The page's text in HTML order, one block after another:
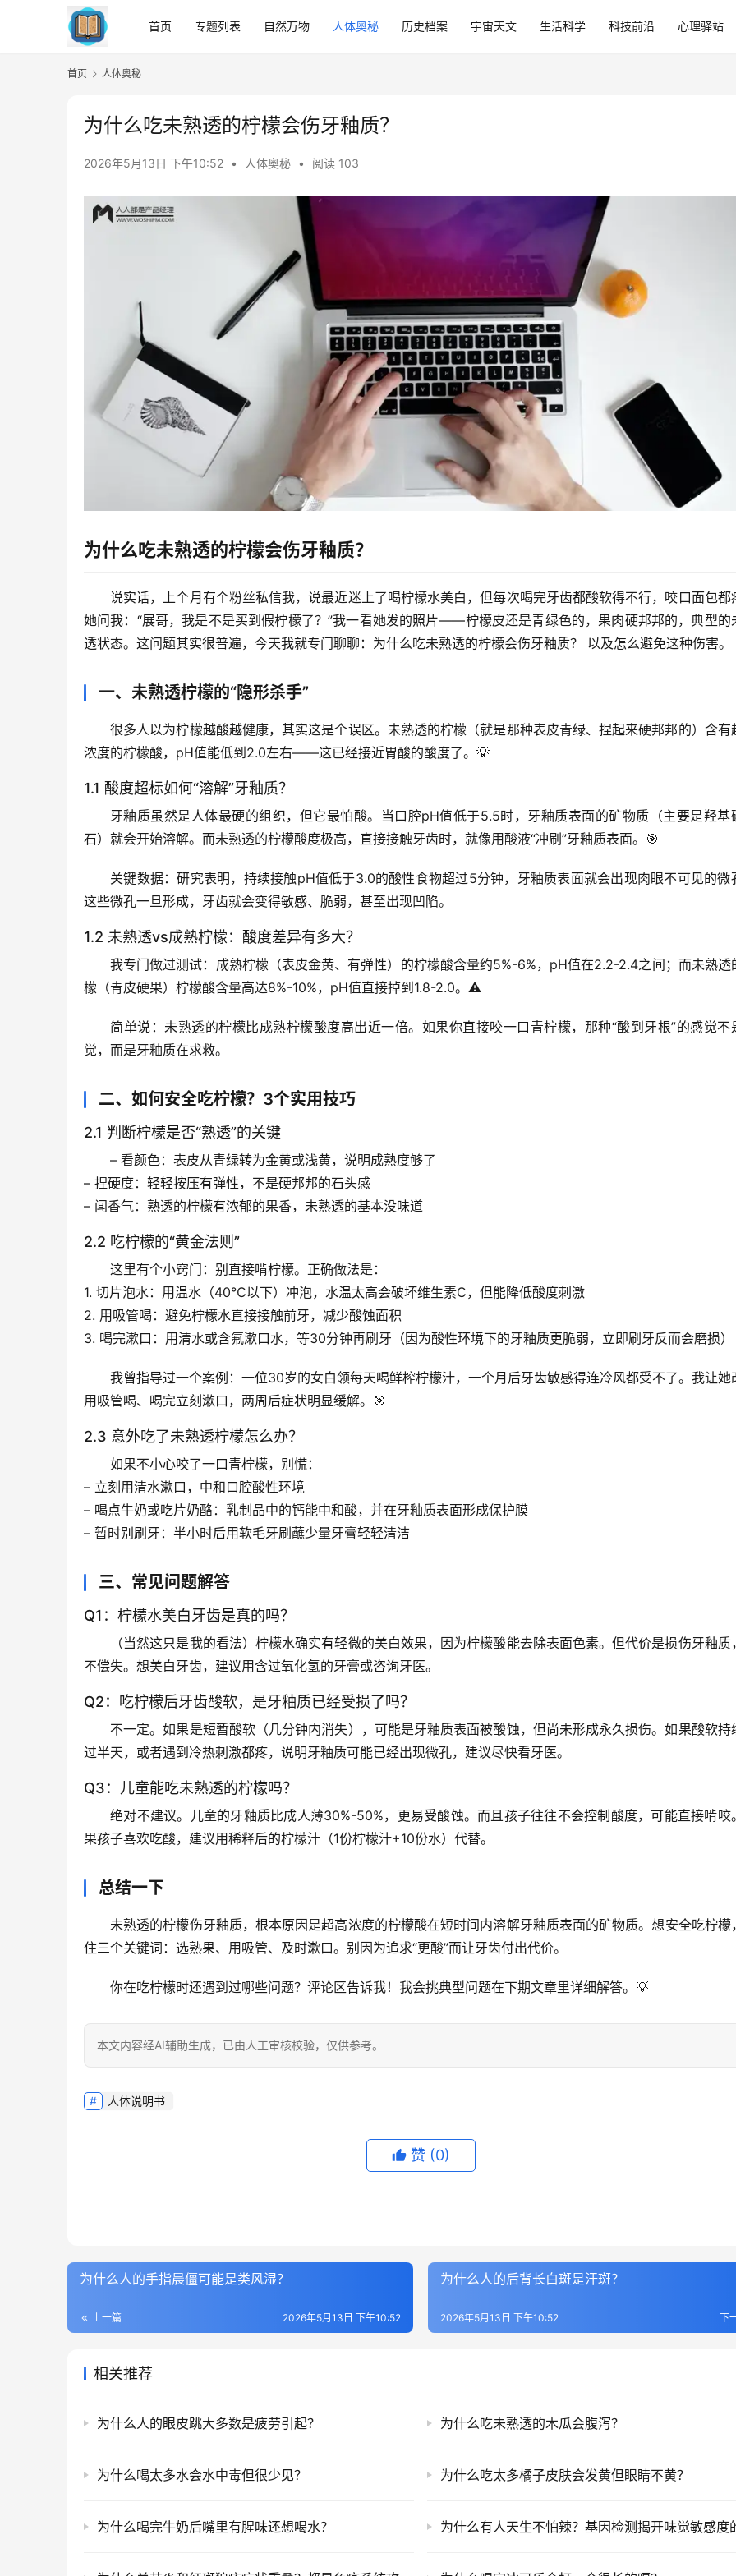
首页 专题列表 自然万物 人体奥秘 历史档案 宇宙天文 生活科学 科技前沿 心理驿站
首页 人体奥秘
为什么吃未熟透的柠檬会伤牙釉质？
2026年5月13日 下午10:52 • 人体奥秘 • 阅读 103
为什么吃未熟透的柠檬会伤牙釉质？
说实话，上个月有个粉丝私信我，说最近迷上了喝柠檬水美白，但每次喝完牙齿都酸软得不行，咬口面包都
她问我：“展哥，我是不是买到假柠檬了？”我一看她发的照片——柠檬皮还是青绿色的，果肉硬邦邦的，典型的
透状态。这问题其实很普遍，今天我就专门聊聊： 为什么吃未熟透的柠檬会伤牙釉质？ 以及怎么避免这种伤害。
一、未熟透柠檬的“隐形杀手”
很多人以为柠檬越酸越健康，其实这是个误区。未熟透的柠檬（就是那种表皮青绿、捏起来硬邦邦的）含有
浓度的柠檬酸，pH值能低到2.0左右——这已经接近胃酸的酸度了。💡
1.1 酸度超标如何“溶解”牙釉质？
牙釉质虽然是人体最硬的组织，但它最怕酸。当口腔pH值低于5.5时，牙釉质表面的矿物质（主要是羟基
石）就会开始溶解。而未熟透的柠檬酸度极高，直接接触牙齿时，就像用酸液“冲刷”牙釉质表面。🎯
关键数据：研究表明，持续接触pH值低于3.0的酸性食物超过5分钟，牙釉质表面就会出现肉眼不可见的微
这些微孔一旦形成，牙齿就会变得敏感、脆弱，甚至出现凹陷。
1.2 未熟透vs成熟柠檬：酸度差异有多大？
我专门做过测试：成熟柠檬（表皮金黄、有弹性）的柠檬酸含量约5%-6%，pH值在2.2-2.4之间；而未熟透
檬（青皮硬果）柠檬酸含量高达8%-10%，pH值直接掉到1.8-2.0。⚠️
简单说 ：未熟透的柠檬比成熟柠檬酸度高出近一倍。如果你直接咬一口青柠檬，那种“酸到牙根”的感觉不
觉，而是牙釉质在求救。
二、如何安全吃柠檬？3个实用技巧
2.1 判断柠檬是否“熟透”的关键
– 看颜色：表皮从青绿转为金黄或浅黄，说明成熟度够了
– 捏硬度：轻轻按压有弹性，不是硬邦邦的石头感
– 闻香气 ：熟透的柠檬有浓郁的果香，未熟透的基本没味道
2.2 吃柠檬的“黄金法则”
这里有个小窍门： 别直接啃柠檬。正确做法是：
1. 切片泡水 ：用温水（40℃以下）冲泡，水温太高会破坏维生素C，但能降低酸度刺激
2. 用吸管喝：避免柠檬水直接接触前牙，减少酸蚀面积
3. 喝完漱口 ：用清水或含氟漱口水，等30分钟再刷牙（因为酸性环境下的牙釉质更脆弱，立即刷牙反而会磨损）
我曾指导过一个案例：一位30岁的女白领每天喝鲜榨柠檬汁，一个月后牙齿敏感得连冷风都受不了。我让她
用吸管喝、喝完立刻漱口，两周后症状明显缓解。🎯
2.3 意外吃了未熟透柠檬怎么办？
如果不小心咬了一口青柠檬，别慌：
– 立刻用清水漱口 ，中和口腔酸性环境
– 喝点牛奶或吃片奶酪：乳制品中的钙能中和酸，并在牙釉质表面形成保护膜
– 暂时别刷牙 ：半小时后用软毛牙刷蘸少量牙膏轻轻清洁
三、常见问题解答
Q1：柠檬水美白牙齿是真的吗？
（当然这只是我的看法）柠檬水确实有轻微的美白效果，因为柠檬酸能去除表面色素。但代价是损伤牙釉质
不偿失。想美白牙齿，建议用含过氧化氢的牙膏或咨询牙医。
Q2：吃柠檬后牙齿酸软，是牙釉质已经受损了吗？
不一定。如果是短暂酸软（几分钟内消失），可能是牙釉质表面被酸蚀，但尚未形成永久损伤。如果酸软持
过半天，或者遇到冷热刺激都疼，说明牙釉质可能已经出现微孔，建议尽快看牙医。
Q3：儿童能吃未熟透的柠檬吗？
绝对不建议。儿童的牙釉质比成人薄30%-50%，更易受酸蚀。而且孩子往往不会控制酸度，可能直接啃咬
果孩子喜欢吃酸，建议用稀释后的柠檬汁（1份柠檬汁+10份水）代替。
总结一下
未熟透的柠檬伤牙釉质，根本原因是超高浓度的柠檬酸在短时间内溶解牙釉质表面的矿物质。想安全吃柠檬
住三个关键词： 选熟果、用吸管、及时漱口。别因为追求“更酸”而让牙齿付出代价。
你在吃柠檬时还遇到过哪些问题？评论区告诉我！我会挑典型问题在下期文章里详细解答。💡
本文内容经AI辅助生成，已由人工审核校验，仅供参考。
人体说明书
赞 (0)
为什么人的手指晨僵可能是类风湿？
上一篇 2026年5月13日 下午10:52
为什么人的后背长白斑是汗斑？
下
2026年5月13日 下午10:52
相关推荐
为什么人的眼皮跳大多数是疲劳引起？ 为什么吃未熟透的木瓜会腹泻？
为什么喝太多水会水中毒但很少见？ 为什么吃太多橘子皮肤会发黄但眼睛不黄？
为什么喝完牛奶后嘴里有腥味还想喝水？